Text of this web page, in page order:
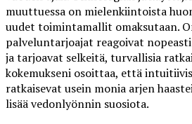
muuttuessa on mielenkiintoista
uudet toimintamallit omaksutaan.
palveluntarjoajat reagoivat
ja tarjoavat selkeitä, turvallisia
kokemukseni osoittaa, että
ratkaisevat usein monia arjen
lisää vedonlyönnin suosiota.